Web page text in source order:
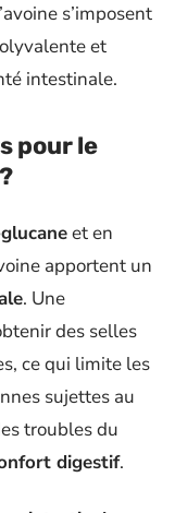
s’imposent
et
intestinale.
pour le
et en
apportent un
. Une
des selles
ce qui limite les
sujettes au
troubles du
digestif.